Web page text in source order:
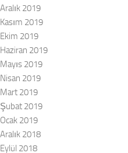
Aralık 2019
Kasım 2019
Ekim 2019
Haziran 2019
Mayıs 2019
Nisan 2019
Mart 2019
Şubat 2019
Ocak 2019
Aralık 2018
Eylül 2018